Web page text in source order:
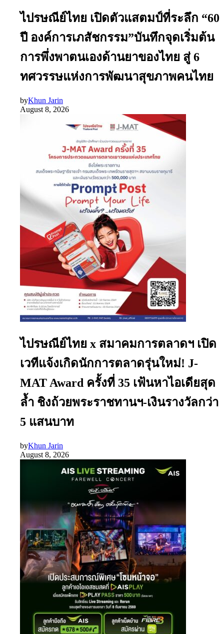
ไปรษณีย์ไทย เปิดตัวแสตมป์ที่ระลึก “60
ปี องค์การเภสัชกรรม”บันทึกจุดเริ่มต้น
การพึ่งพาตนเองด้านยาของไทย สู่ 6
ทศวรรษแห่งการพัฒนาสุขภาพคนไทย
byKhun Jarin
August 8, 2026
ไปรษณีย์ไทย x สมาคมการตลาดฯ เปิด
เวทีแจ้งเกิดนักการตลาดรุ่นใหม่! J-
MAT Award ครั้งที่ 35 เฟ้นหาไอเดียสุด
ล้ำ ชิงถ้วยพระราชทานฯ-เงินรางวัลกว่า
5 แสนบาท
byKhun Jarin
August 8, 2026